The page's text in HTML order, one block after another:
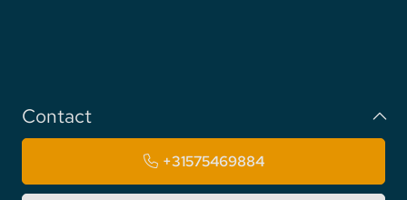
Contact
+31575469884